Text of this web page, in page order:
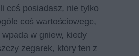
coś posiadasz, nie tylko
coś wartościowego,
w gniew, kiedy
zegarek, który ten z